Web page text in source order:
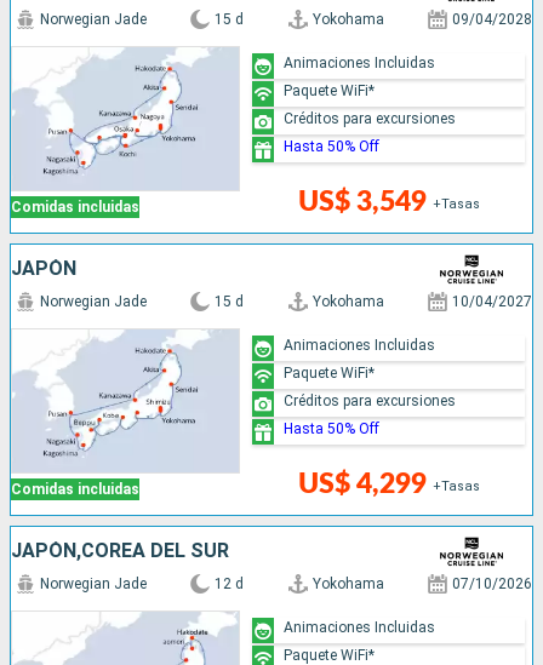
Comidas incluidas
Norwegian Jade 15 d Yokohama 09/04/2028
US$ 3,549 +Tasas
Animaciones Incluidas
Paquete WiFi*
Créditos para excursiones
Hasta 50% Off
JAPÓN
Comidas incluidas
Norwegian Jade 15 d Yokohama 10/04/2027
US$ 4,299 +Tasas
Animaciones Incluidas
Paquete WiFi*
Créditos para excursiones
Hasta 50% Off
JAPÓN,COREA DEL SUR
Norwegian Jade 12 d Yokohama 07/10/2026
Animaciones Incluidas
Paquete WiFi*